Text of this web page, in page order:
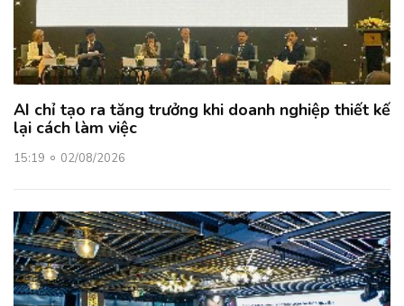
AI chỉ tạo ra tăng trưởng khi doanh nghiệp thiết kế
lại cách làm việc
15:19 02/08/2026